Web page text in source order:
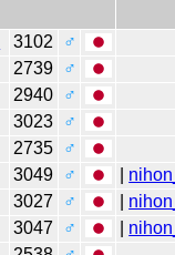
3102
♂
2739
♂
2940
♂
3023
♂
2735
♂
3049 ♂
3027 ♂
3047 ♂